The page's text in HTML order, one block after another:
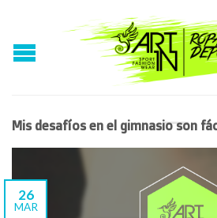
Mis desafíos en el gimnasio son
26
MAR